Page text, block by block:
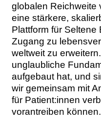
globalen Reichweite
eine stärkere,
Plattform für
Zugang zu
weltweit zu
unglaubliche
aufgebaut hat, und
wir gemeinsam mit
für Patient:innen
vorantreiben